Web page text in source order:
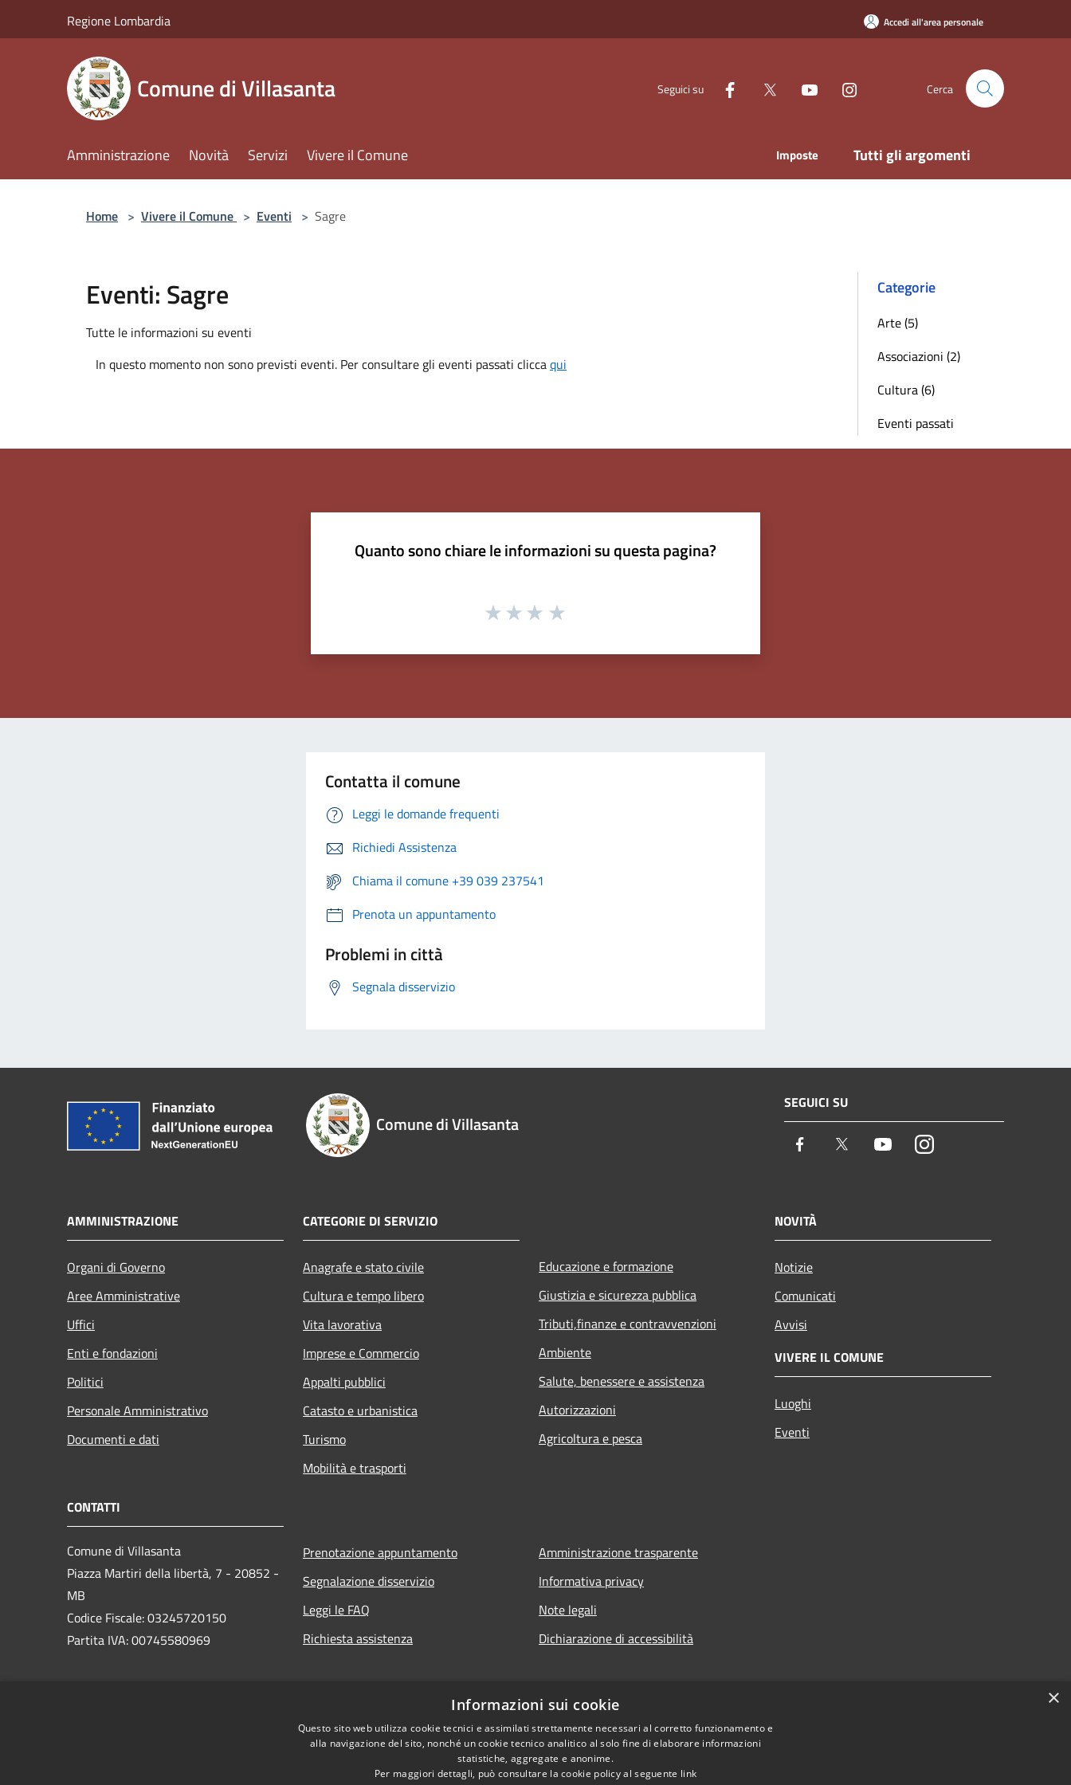
Regione Lombardia Accedi all'area personale
Comune di Villasanta Seguici su Cerca
Amministrazione Novità Servizi Vivere il Comune Imposte Tutti gli argomenti
Home > Vivere il Comune > Eventi > Sagre
Eventi: Sagre
Tutte le informazioni su eventi
In questo momento non sono previsti eventi. Per consultare gli eventi passati cliccaqui
Categorie
Arte (5)
Associazioni (2)
Cultura (6)
Eventi passati
Quanto sono chiare le informazioni su questa pagina?
Contatta il comune
Leggi le domande frequenti
Richiedi Assistenza
Chiama il comune +39 039 237541
Prenota un appuntamento
Problemi in città
Segnala disservizio
Comune di Villasanta
SEGUICI SU
Facebook Twitter YoutubeInstagram
AMMINISTRAZIONE
Organi di Governo
Aree Amministrative
Uffici
Enti e fondazioni
Politici
Personale Amministrativo
Documenti e dati
CATEGORIE DI SERVIZIO
Anagrafe e stato civile
Cultura e tempo libero
Vita lavorativa
Imprese e Commercio
Appalti pubblici
Catasto e urbanistica
Turismo
Mobilità e trasporti
Educazione e formazione
Giustizia e sicurezza pubblica
Tributi,finanze e contravvenzioni
Ambiente
Salute, benessere e assistenza
Autorizzazioni
Agricoltura e pesca
NOVITÀ
Notizie
Comunicati
Avvisi
VIVERE IL COMUNE
Luoghi
Eventi
CONTATTI
Comune di Villasanta
Piazza Martiri della libertà, 7 - 20852 -
MB
Codice Fiscale: 03245720150
Partita IVA: 00745580969
Prenotazione appuntamento
Segnalazione disservizio
Leggi le FAQ
Richiesta assistenza
Amministrazione trasparente
Informativa privacy
Note legali
Dichiarazione di accessibilità
×
Informazioni sui cookie
Questo sito web utilizza cookie tecnici e assimilati strettamente necessari al corretto funzionamento e
alla navigazione del sito, nonché un cookie tecnico analitico al solo fine di elaborare informazioni
statistiche, aggregate e anonime.
Per maggiori dettagli, può consultare la cookie policy al seguente link